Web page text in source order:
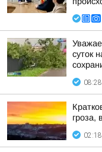
суток
08:28
гроза,
02:18